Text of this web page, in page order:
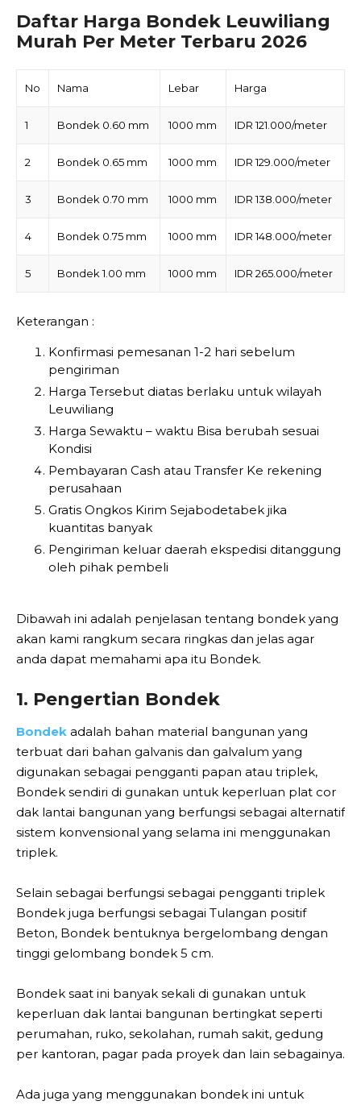
Daftar Harga Bondek Leuwiliang
Murah Per Meter Terbaru 2026
No Nama Lebar Harga
1 Bondek 0.60 mm 1000 mm IDR 121.000/meter
2 Bondek 0.65 mm 1000 mm IDR 129.000/meter
3 Bondek 0.70 mm 1000 mm IDR 138.000/meter
4 Bondek 0.75 mm 1000 mm IDR 148.000/meter
5 Bondek 1.00 mm 1000 mm IDR 265.000/meter
Keterangan :
Konfirmasi pemesanan 1-2 hari sebelum
pengiriman
Harga Tersebut diatas berlaku untuk wilayah
Leuwiliang
Harga Sewaktu – waktu Bisa berubah sesuai
Kondisi
Pembayaran Cash atau Transfer Ke rekening
perusahaan
Gratis Ongkos Kirim Sejabodetabek jika
kuantitas banyak
Pengiriman keluar daerah ekspedisi ditanggung
oleh pihak pembeli
Dibawah ini adalah penjelasan tentang bondek yang
akan kami rangkum secara ringkas dan jelas agar
anda dapat memahami apa itu Bondek.
1. Pengertian Bondek
Bondek adalah bahan material bangunan yang
terbuat dari bahan galvanis dan galvalum yang
digunakan sebagai pengganti papan atau triplek,
Bondek sendiri di gunakan untuk keperluan plat cor
dak lantai bangunan yang berfungsi sebagai alternatif
sistem konvensional yang selama ini menggunakan
triplek.
Selain sebagai berfungsi sebagai pengganti triplek
Bondek juga berfungsi sebagai Tulangan positif
Beton, Bondek bentuknya bergelombang dengan
tinggi gelombang bondek 5 cm.
Bondek saat ini banyak sekali di gunakan untuk
keperluan dak lantai bangunan bertingkat seperti
perumahan, ruko, sekolahan, rumah sakit, gedung
per kantoran, pagar pada proyek dan lain sebagainya.
Ada juga yang menggunakan bondek ini untuk